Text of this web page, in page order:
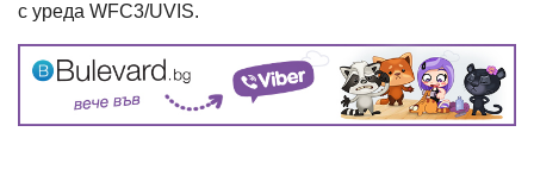
с уреда WFC3/UVIS.